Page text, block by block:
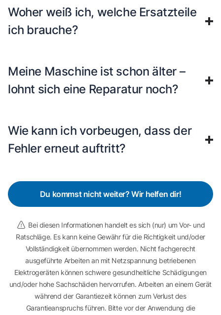
Woher weiß ich, welche Ersatzteile
ich brauche?
Meine Maschine ist schon älter –
lohnt sich eine Reparatur noch?
Wie kann ich vorbeugen, dass der
Fehler erneut auftritt?
Du kommst nicht weiter? Wir helfen dir!
Bei diesen Informationen handelt es sich (nur) um Vor- und
Ratschläge. Es kann keine Gewähr für die Richtigkeit und/oder
Vollständigkeit übernommen werden. Nicht fachgerecht
ausgeführte Arbeiten an mit Netzspannung betriebenen
Elektrogeräten können schwere gesundheitliche Schädigungen
und/oder hohe Sachschäden hervorrufen. Arbeiten an einem Gerät
während der Garantiezeit können zum Verlust des
Garantieanspruchs führen. Bitte vor der Anwendung die